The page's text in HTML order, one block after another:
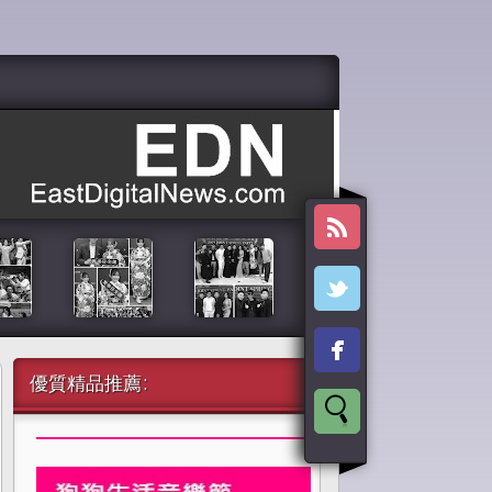
優質精品推薦: